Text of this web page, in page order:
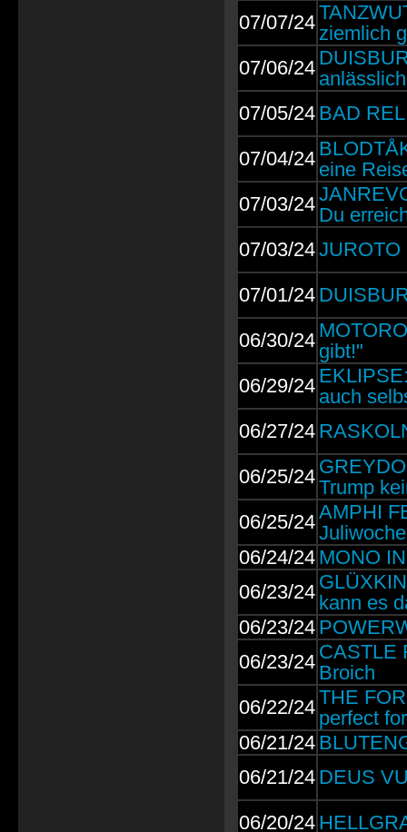
07/07/24 ziemlich
07/06/24
07/05/24 BAD
07/04/24 eine
07/03/24 Du
07/03/24JUROTO
07/01/24
06/30/24 gibt!"
06/29/24 auch
06/27/24
06/25/24Trump
06/25/24AMPHI
06/24/24 MONO
06/23/24 kann es
06/23/24
06/23/24 CASTLE
Broich
06/22/24THE
perfect
06/21/24
06/21/24 DEUS
06/20/24